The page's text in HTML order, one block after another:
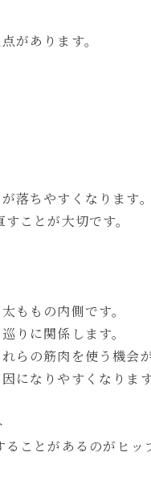
があります。
落ちやすくなります。
ことが大切です。
ももの内側です。
りに関係します。
らの筋肉を使う機会が
になりやすくなります
ことがあるのがヒッ